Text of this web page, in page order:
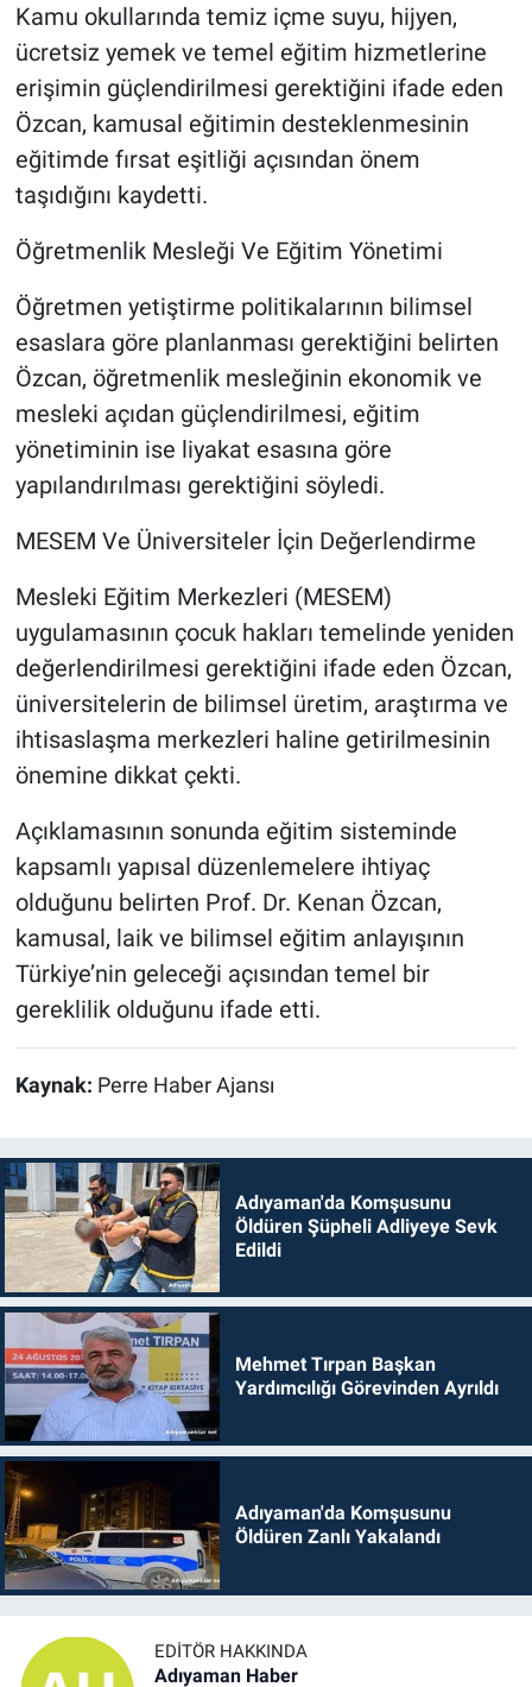
Kamu okullarında temiz içme suyu, hijyen,
ücretsiz yemek ve temel eğitim hizmetlerine
erişimin güçlendirilmesi gerektiğini ifade eden
Özcan, kamusal eğitimin desteklenmesinin
eğitimde fırsat eşitliği açısından önem
taşıdığını kaydetti.
Öğretmenlik Mesleği Ve Eğitim Yönetimi
Öğretmen yetiştirme politikalarının bilimsel
esaslara göre planlanması gerektiğini belirten
Özcan, öğretmenlik mesleğinin ekonomik ve
mesleki açıdan güçlendirilmesi, eğitim
yönetiminin ise liyakat esasına göre
yapılandırılması gerektiğini söyledi.
MESEM Ve Üniversiteler İçin Değerlendirme
Mesleki Eğitim Merkezleri (MESEM)
uygulamasının çocuk hakları temelinde yeniden
değerlendirilmesi gerektiğini ifade eden Özcan,
üniversitelerin de bilimsel üretim, araştırma ve
ihtisaslaşma merkezleri haline getirilmesinin
önemine dikkat çekti.
Açıklamasının sonunda eğitim sisteminde
kapsamlı yapısal düzenlemelere ihtiyaç
olduğunu belirten Prof. Dr. Kenan Özcan,
kamusal, laik ve bilimsel eğitim anlayışının
Türkiye’nin geleceği açısından temel bir
gereklilik olduğunu ifade etti.
Kaynak: Perre Haber Ajansı
Adıyaman'da Komşusunu
Öldüren Şüpheli Adliyeye Sevk
Edildi
Mehmet Tırpan Başkan
Yardımcılığı Görevinden Ayrıldı
Adıyaman'da Komşusunu
Öldüren Zanlı Yakalandı
EDITÖR HAKKINDA
Adıyaman Haber